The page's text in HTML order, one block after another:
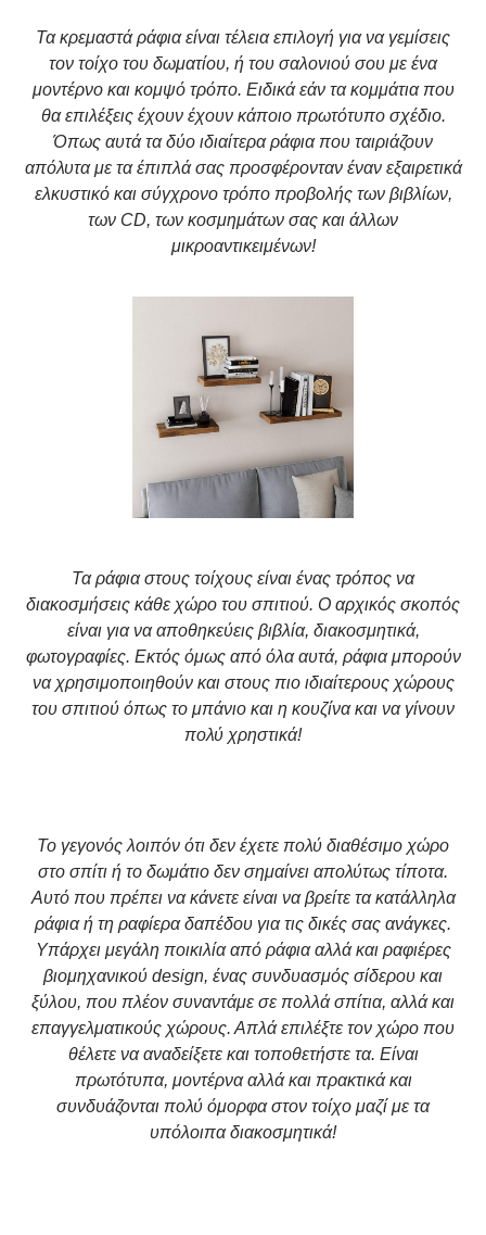
Τα κρεμαστά ράφια είναι τέλεια επιλογή για να γεμίσεις
τον τοίχο του δωματίου, ή του σαλονιού σου με ένα
μοντέρνο και κομψό τρόπο. Ειδικά εάν τα κομμάτια που
θα επιλέξεις έχουν έχουν κάποιο πρωτότυπο σχέδιο.
Όπως αυτά τα δύο ιδιαίτερα ράφια που ταιριάζουν
απόλυτα με τα έπιπλά σας προσφέρονταν έναν εξαιρετικά
ελκυστικό και σύγχρονο τρόπο προβολής των βιβλίων,
των CD, των κοσμημάτων σας και άλλων
μικροαντικειμένων!
Τα ράφια στους τοίχους είναι ένας τρόπος να
διακοσμήσεις κάθε χώρο του σπιτιού. Ο αρχικός σκοπός
είναι για να αποθηκεύεις βιβλία, διακοσμητικά,
φωτογραφίες. Εκτός όμως από όλα αυτά, ράφια μπορούν
να χρησιμοποιηθούν και στους πιο ιδιαίτερους χώρους
του σπιτιού όπως το μπάνιο και η κουζίνα και να γίνουν
πολύ χρηστικά!
Το γεγονός λοιπόν ότι δεν έχετε πολύ διαθέσιμο χώρο
στο σπίτι ή το δωμάτιο δεν σημαίνει απολύτως τίποτα.
Αυτό που πρέπει να κάνετε είναι να βρείτε τα κατάλληλα
ράφια ή τη ραφίερα δαπέδου για τις δικές σας ανάγκες.
Υπάρχει μεγάλη ποικιλία από ράφια αλλά και ραφιέρες
βιομηχανικού design, ένας συνδυασμός σίδερου και
ξύλου, που πλέον συναντάμε σε πολλά σπίτια, αλλά και
επαγγελματικούς χώρους. Απλά επιλέξτε τον χώρο που
θέλετε να αναδείξετε και τοποθετήστε τα. Είναι
πρωτότυπα, μοντέρνα αλλά και πρακτικά και
συνδυάζονται πολύ όμορφα στον τοίχο μαζί με τα
υπόλοιπα διακοσμητικά!